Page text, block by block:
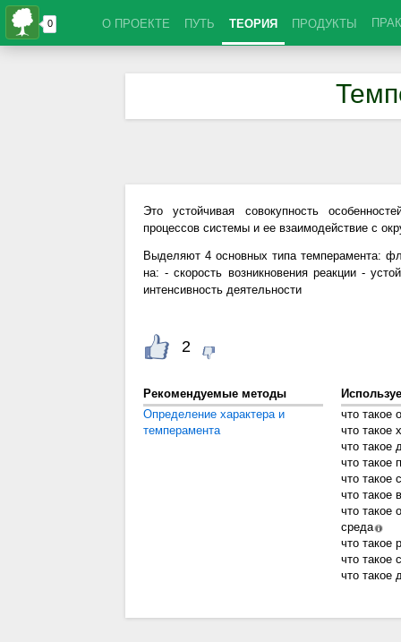
О ПРОЕКТЕ ПУТЬ ТЕОРИЯ ПРОДУКТЫ
Это устойчивая совокупность
процессов системы и ее взаимодействие с
Выделяют 4 основных типа темперамента:
на: - скорость возникновения реакции -
интенсивность деятельности
2
Рекомендуемые методы
Определение характера и
темперамента
что такое
что такое
что такое
что такое
что такое
что такое
что такое
среда
что такое
что такое
что такое